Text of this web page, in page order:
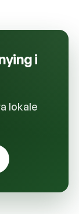
i
lokale